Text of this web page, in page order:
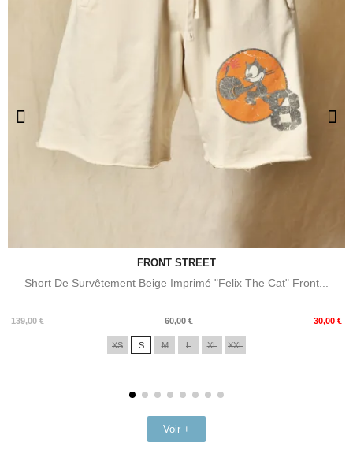
FRONT STREET
Short De Survêtement Beige Imprimé "Felix The Cat" Front...
139,00 €
Prix
60,00 € 30,00 €
Prix
XS S M L XL XXL
Voir +